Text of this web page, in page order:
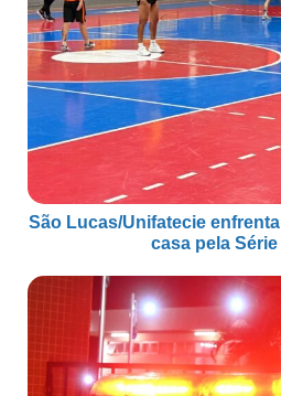
São Lucas/Unifatecie
casa pela